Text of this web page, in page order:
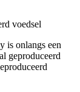
voedsel
is onlangs een
geproduceerd